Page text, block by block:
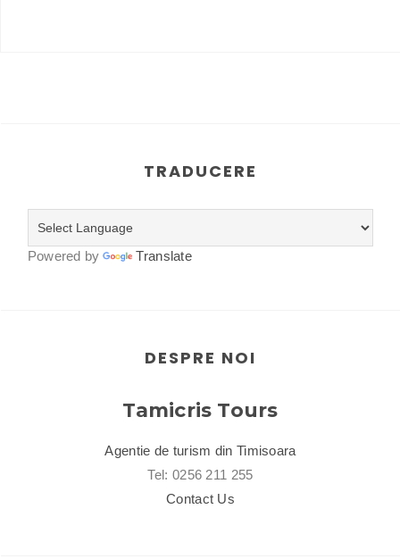
TRADUCERE
Powered by Translate
DESPRE NOI
Tamicris Tours
Agentie de turism din Timisoara
Tel: 0256 211 255
Contact Us